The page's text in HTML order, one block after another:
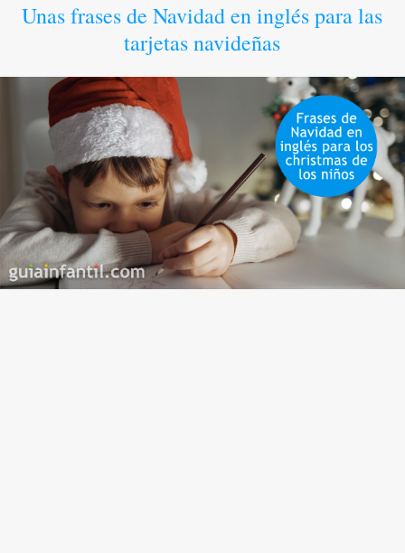
Unas frases de Navidad en inglés para las
tarjetas navideñas